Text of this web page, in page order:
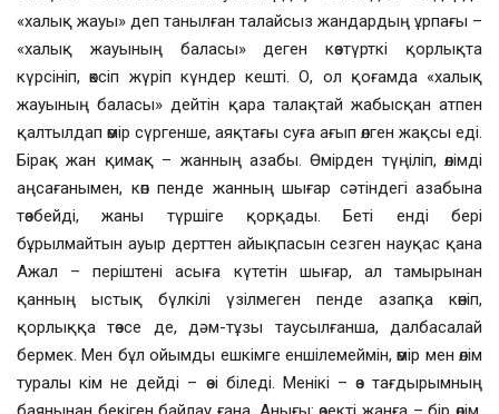
«халық жауы» деп танылған талайсыз жандардың ұрпағы –
«халық жауының баласы» деген көзтүрткі қорлықта
күрсініп, өксіп жүріп күндер кешті. О, ол қоғамда «халық
жауының баласы» дейтін қара талақтай жабысқан атпен
қалтылдап өмір сүргенше, аяқтағы суға ағып өлген жақсы еді.
Бірақ жан қимақ – жанның азабы. Өмірден түңіліп, өлімді
аңсағанымен, көп пенде жанның шығар сәтіндегі азабына
төзбейді, жаны түршіге қорқады. Беті енді бері
бұрылмайтын ауыр дерттен айықпасын сезген науқас қана
Ажал – періштені асыға күтетін шығар, ал тамырынан
қанның ыстық бүлкілі үзілмеген пенде азапқа көніп,
қорлыққа төзсе де, дәм-тұзы таусылғанша, далбасалай
бермек. Мен бұл ойымды ешкімге еншілемеймін, өмір мен өлім
туралы кім не дейді – өзі біледі. Менікі – өз тағдырымның